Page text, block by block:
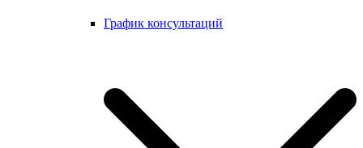
График консультаций